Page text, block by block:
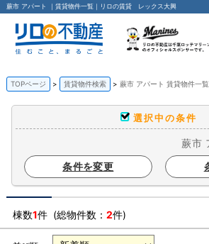
蕨市 アパート ｜賃貸物件一覧｜リロの賃貸 レックス大興
TOPページ 賃貸物件検索 蕨市 アパート 賃貸物件一覧
選択中の条件
蕨市
条件を変更
棟数1件 (総物件数： 2件)